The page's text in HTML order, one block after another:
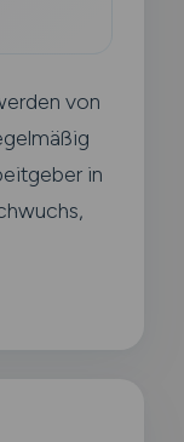
von
in